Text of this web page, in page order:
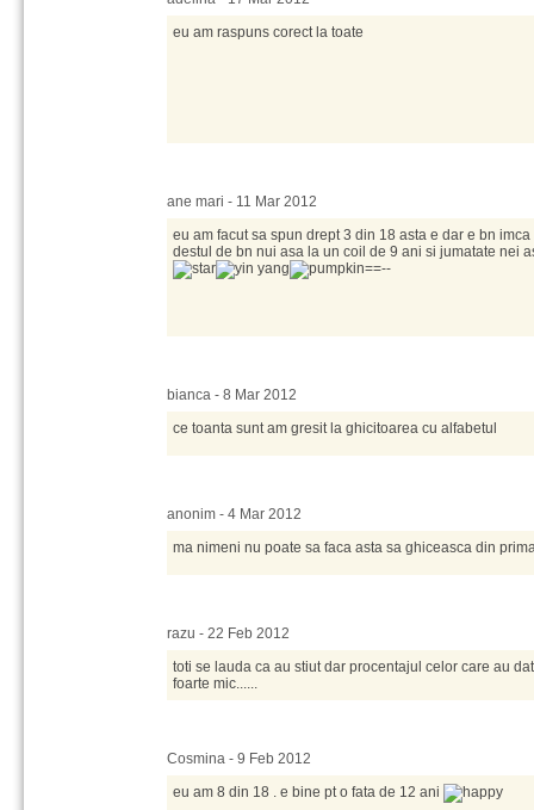
eu am raspuns corect la toate
ane mari - 11 Mar 2012
eu am facut sa spun drept 3 din 18 asta e dar e bn imca
destul de bn nui asa la un coil de 9 ani si jumatate nei
==--
bianca - 8 Mar 2012
ce toanta sunt am gresit la ghicitoarea cu alfabetul
anonim - 4 Mar 2012
ma nimeni nu poate sa faca asta sa ghiceasca din
razu - 22 Feb 2012
toti se lauda ca au stiut dar procentajul celor care au
foarte mic......
Cosmina - 9 Feb 2012
eu am 8 din 18 . e bine pt o fata de 12 ani